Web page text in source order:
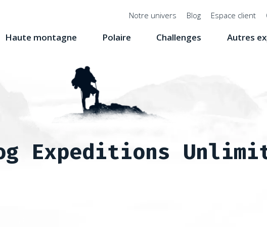
Menu
Notre univers Blog Espace client
Haute montagne Polaire Challenges Autres
Expeditions